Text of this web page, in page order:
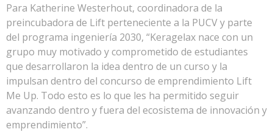
Para Katherine Westerhout, coordinadora de la
preincubadora de Lift perteneciente a la PUCV y parte
del programa ingeniería 2030, “Keragelax nace con un
grupo muy motivado y comprometido de estudiantes
que desarrollaron la idea dentro de un curso y la
impulsan dentro del concurso de emprendimiento Lift
Me Up. Todo esto es lo que les ha permitido seguir
avanzando dentro y fuera del ecosistema de innovación y
emprendimiento”.